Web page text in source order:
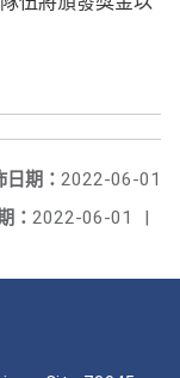
日期： 2022-06-01
： 2022-06-01 |